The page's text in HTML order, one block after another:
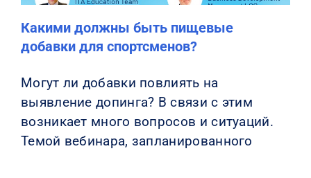
Какими должны быть пищевые
добавки для спортсменов?
Могут ли добавки повлиять на
выявление допинга? В связи с этим
возникает много вопросов и ситуаций.
Темой вебинара, запланированного